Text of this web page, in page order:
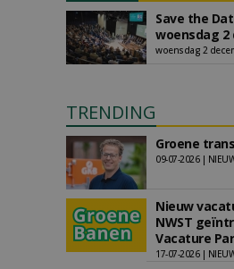
Save the
woensdag 2
woensdag 2
TRENDING
Groene
09-07-2026 |
Nieuw
NWST
Vacature
17-07-2026 |